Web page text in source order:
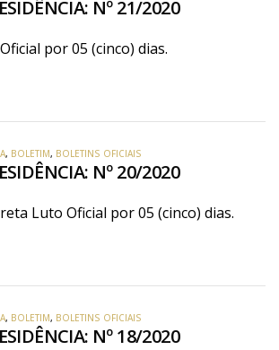
Nº 21/2020
por 05 (cinco) dias.
, BOLETIM, BOLETINS OFICIAIS
Nº 20/2020
Luto Oficial por 05 (cinco) dias.
, BOLETIM, BOLETINS OFICIAIS
Nº 18/2020